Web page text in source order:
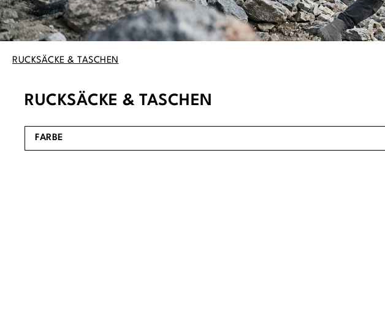
RUCKSÄCKE & TASCHEN
RUCKSÄCKE & TASCHEN
FARBE
Es werden 22 von 87 Produkten angezeigt.